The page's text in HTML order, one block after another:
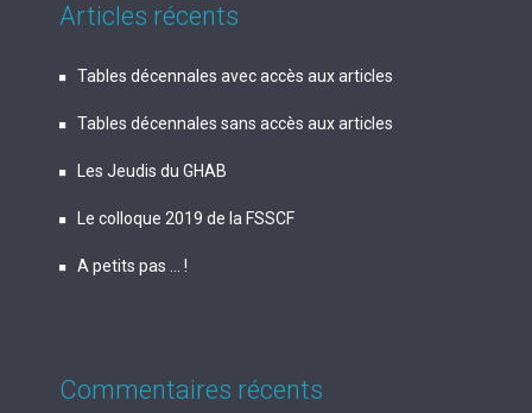
Articles récents
Tables décennales avec accès aux articles
Tables décennales sans accès aux articles
Les Jeudis du GHAB
Le colloque 2019 de la FSSCF
A petits pas … !
Commentaires récents